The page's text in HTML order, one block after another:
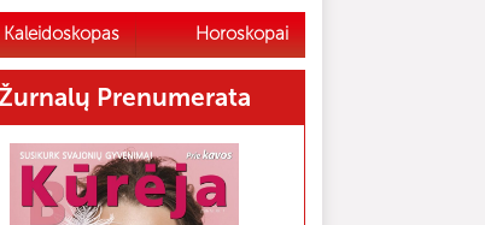
Kaleidoskopas Horoskopai
Prenumerata